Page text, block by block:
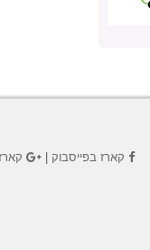
קארז בפייסבוק |